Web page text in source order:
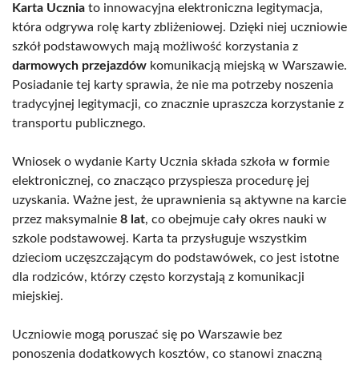
Karta Ucznia to innowacyjna elektroniczna legitymacja,
która odgrywa rolę karty zbliżeniowej. Dzięki niej uczniowie
szkół podstawowych mają możliwość korzystania z
darmowych przejazdów komunikacją miejską w Warszawie.
Posiadanie tej karty sprawia, że nie ma potrzeby noszenia
tradycyjnej legitymacji, co znacznie upraszcza korzystanie z
transportu publicznego.
Wniosek o wydanie Karty Ucznia składa szkoła w formie
elektronicznej, co znacząco przyspiesza procedurę jej
uzyskania. Ważne jest, że uprawnienia są aktywne na karcie
przez maksymalnie 8 lat, co obejmuje cały okres nauki w
szkole podstawowej. Karta ta przysługuje wszystkim
dzieciom uczęszczającym do podstawówek, co jest istotne
dla rodziców, którzy często korzystają z komunikacji
miejskiej.
Uczniowie mogą poruszać się po Warszawie bez
ponoszenia dodatkowych kosztów, co stanowi znaczną